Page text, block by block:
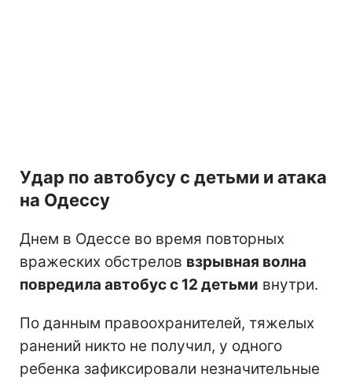
Удар по автобусу с детьми и атака
на Одессу
Днем в Одессе во время повторных
вражеских обстрелов взрывная волна
повредила автобус с 12 детьми внутри.
По данным правоохранителей, тяжелых
ранений никто не получил, у одного
ребенка зафиксировали незначительные